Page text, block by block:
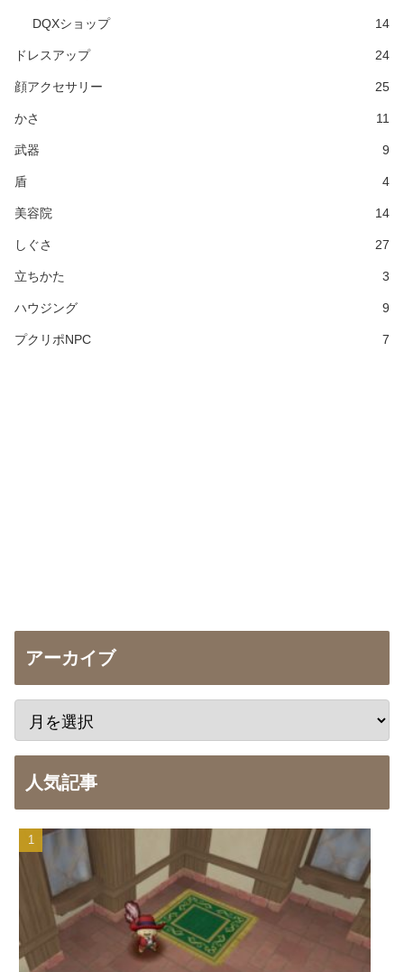
DQXショップ 14
ドレスアップ 24
顔アクセサリー 25
かさ 11
武器 9
盾 4
美容院 14
しぐさ 27
立ちかた 3
ハウジング 9
プクリポNPC 7
アーカイブ
人気記事